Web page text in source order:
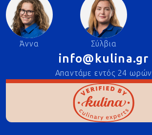
Άννα Σύλβια
info@kulina.gr
Απαντάμε εντός 24 ωρών